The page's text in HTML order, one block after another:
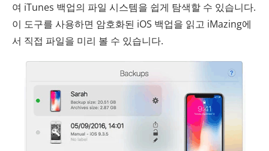
여 iTunes 백업의 파일 시스템을 쉽게 탐색할 수 있습니다.
이 도구를 사용하면 암호화된 iOS 백업을 읽고 iMazing에
서 직접 파일을 미리 볼 수 있습니다.